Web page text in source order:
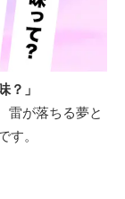
？」
雷が落ちる夢と
。